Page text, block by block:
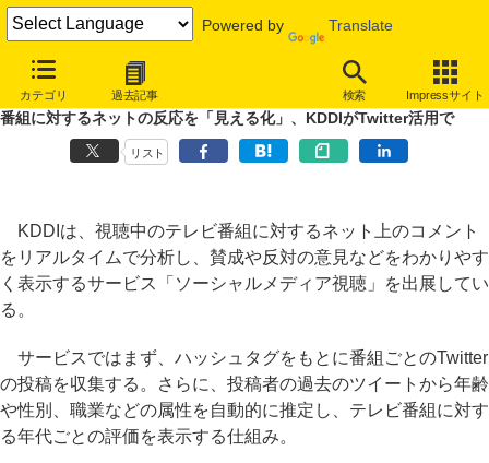
Powered by Translate
カテゴリ 過去記事 検索 Impressサイト
INTERNET Watch イベント CEATEC JAPAN
番組に対するネットの反応を「見える化」、KDDIがTwitter活用で
リスト
KDDIは、視聴中のテレビ番組に対するネット上のコメント
をリアルタイムで分析し、賛成や反対の意見などをわかりやす
く表示するサービス「ソーシャルメディア視聴」を出展してい
る。
サービスではまず、ハッシュタグをもとに番組ごとのTwitter
の投稿を収集する。さらに、投稿者の過去のツイートから年齢
や性別、職業などの属性を自動的に推定し、テレビ番組に対す
る年代ごとの評価を表示する仕組み。